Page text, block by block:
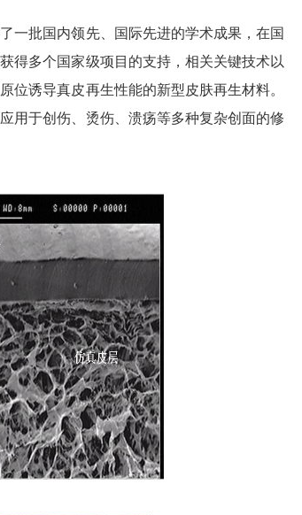
批国内领先、国际先进的学术成果，在国
得多个国家级项目的支持，相关关键技术以
位诱导真皮再生性能的新型皮肤再生材料。
用于创伤、烫伤、溃疡等多种复杂创面的修